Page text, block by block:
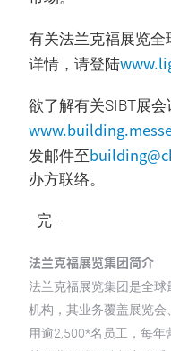
有关法兰克福展览
详情，请登陆
欲了解有关SIBT展
发邮件至
办方联络。
- 完 -
法兰克福展览集团简介
法兰克福展览集团是全
机构，其业务覆盖展览
用逾2,500*名员工，每